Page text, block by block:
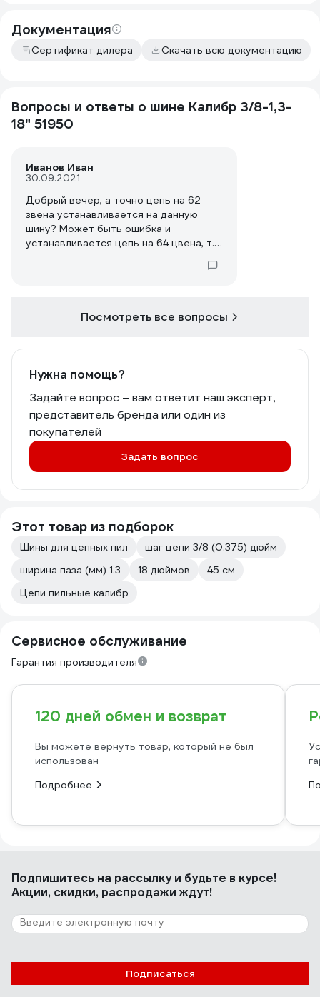
Документация
Сертификат дилера Скачать всю документацию
Вопросы и ответы о шине Калибр 3/8-1,3-
18" 51950
Иванов Иван
30.09.2021
Добрый вечер, а точно цепь на 62
звена устанавливается на данную
шину? Может быть ошибка и
устанавливается цепь на 64 цвена, т.к.
Посмотреть все вопросы
Нужна помощь?
Задайте вопрос – вам ответит наш эксперт,
представитель бренда или один из
покупателей
Задать вопрос
Этот товар из подборок
Шины для цепных пил
шаг цепи 3/8 (0.375) дюйм
ширина паза (мм) 1.3
18 дюймов
45 см
Цепи пильные калибр
Сервисное обслуживание
Гарантия производителя
120 дней обмен и возврат
Вы можете вернуть товар, который не был
использован
Подробнее
Подпишитесь на рассылкуи будьте в курсе!
Акции, скидки, распродажи ждут!
Подписаться